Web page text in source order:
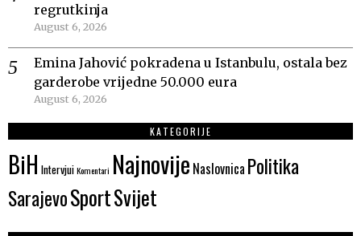
regrutkinja
August 6, 2026
Emina Jahović pokradena u Istanbulu, ostala bez
garderobe vrijedne 50.000 eura
August 6, 2026
KATEGORIJE
BiH IntervjuiKomentari Najnovije Naslovnica Politika
SarajevoSportSvijet